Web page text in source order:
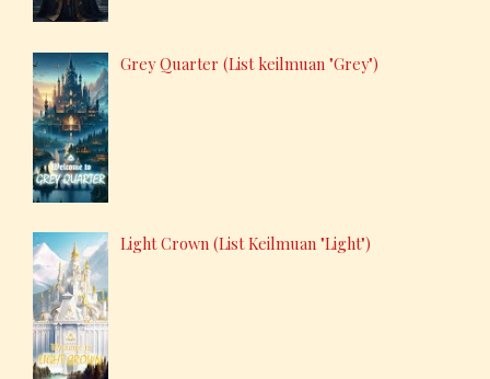
Grey Quarter (List keilmuan "Grey")
Light Crown (List Keilmuan "Light")